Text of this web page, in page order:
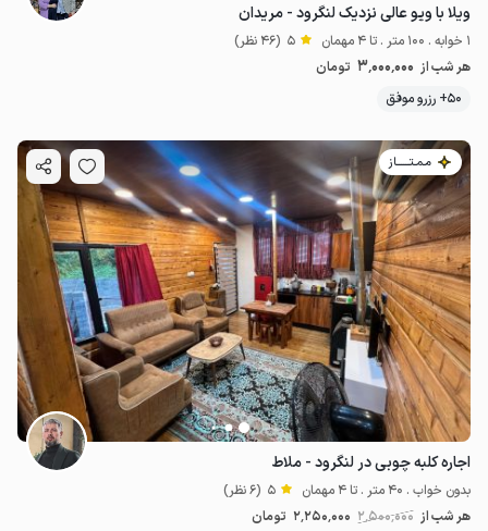
ویلا با ویو عالی نزدیک لنگرود - مریدان
1 خوابه . 100 متر . تا 4 مهمان 5 (46 نظر)
هر شب از 3٬000٬000 تومان
50+ رزرو موفق
مـمـتــــــاز
اجاره کلبه چوبی در لنگرود - ملاط
بدون خواب . 40 متر . تا 4 مهمان 5 (6 نظر)
هر شب از 2٬500٬000 2٬250٬000 تومان